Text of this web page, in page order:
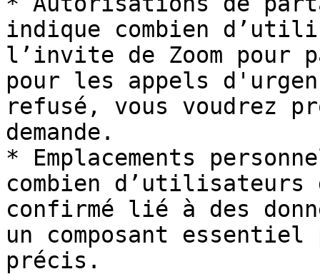
indique combien
l’invite de Zoom pour
pour les appels
refusé, vous voudrez
demande.
* Emplacements
combien d’utilisateurs
confirmé lié à des
un composant
précis.